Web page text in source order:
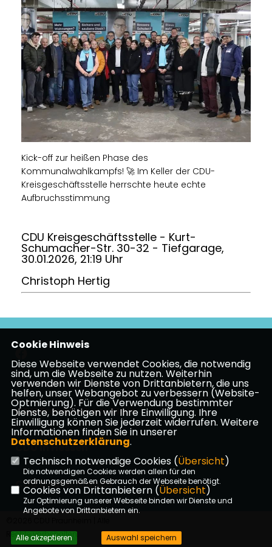
Kick-off zur heißen Phase des
Kommunalwahlkampfs! 🚀 Im Keller der CDU-
Kreisgeschäftsstelle herrschte heute echte
Aufbruchsstimmung
CDU Kreisgeschäftsstelle - Kurt-
Schumacher-Str. 30-32 - Tiefgarage,
30.01.2026, 21:19 Uhr
Christoph Hertig
Impressum Datenschutz Kontakt
CDU Frankfurt am Main
CDU in Hessen
CDU Deutschlands
Rechte vorbehalten.
Cookie Hinweis
Diese Webseite verwendet Cookies, die notwendig
sind, um die Webseite zu nutzen. Weiterhin
verwenden wir Dienste von Drittanbietern, die uns
helfen, unser Webangebot zu verbessern (Website-
Optmierung). Für die Verwendung bestimmter
Dienste, benötigen wir Ihre Einwilligung. Ihre
Einwilligung können Sie jederzeit widerrufen. Weitere
Informationen finden Sie in unserer
Datenschutzerklärung.
Technisch notwendige Cookies (Übersicht)
Die notwendigen Cookies werden allein für den
ordnungsgemäßen Gebrauch der Webseite benötigt.
Cookies von Drittanbietern (Übersicht)
Zur Optimierung unserer Webseite binden wir Dienste und
Angebote von Drittanbietern ein.
Alle akzeptieren Auswahl speichern